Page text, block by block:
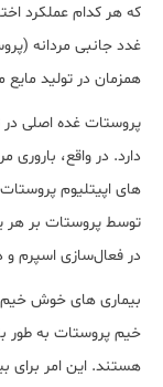
که هر کدام عملکرد
غدد جانبی مردانه
همزمان در تولید
پروستات غده اصلی
دارد. در واقع،
های اپیتلیوم
توسط پروستات بر هر
در فعال‌سازی اسپرم و
بیماری ‌های خوش خیم
خیم پروستات به طور
هستند. این امر برای